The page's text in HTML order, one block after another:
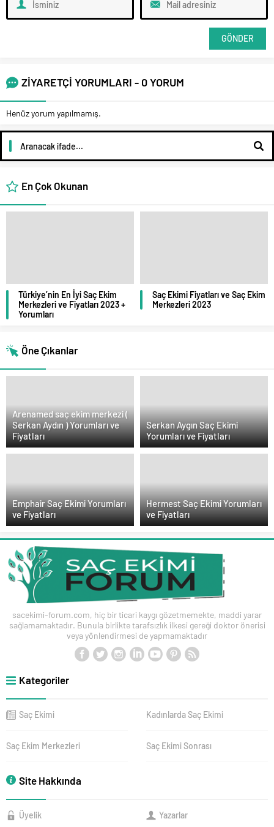
ZİYARETÇİ YORUMLARI - 0 YORUM
Henüz yorum yapılmamış.
En Çok Okunan
Türkiye’nin En İyi Saç Ekim
Merkezleri ve Fiyatları 2023 +
Yorumları
Saç Ekimi Fiyatları ve Saç Ekim
Merkezleri 2023
Öne Çıkanlar
Arenamed saç ekim merkezi (
Serkan Aydın ) Yorumları ve
Fiyatları
Serkan Aygın Saç Ekimi
Yorumları ve Fiyatları
Emphair Saç Ekimi Yorumları
ve Fiyatları
Hermest Saç Ekimi Yorumları
ve Fiyatları
sacekimi-forum.com, hiç bir ticari kaygı gözetmemekte, maddi yarar
sağlamamaktadır. Bunula birlikte tarafsızlık ilkesi gereği doktor önerisi
veya yönlendirmesi de yapmamaktadır
Kategoriler
Saç Ekimi Kadınlarda Saç Ekimi
Saç Ekim Merkezleri Saç Ekimi Sonrası
Site Hakkında
Üyelik Yazarlar